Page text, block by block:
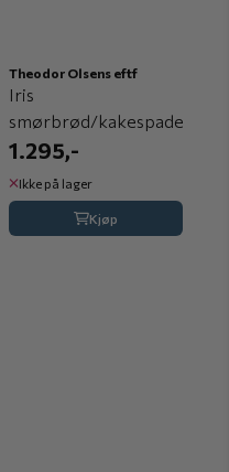
Theodor Olsens eftf
Iris
smørbrød/kakespade
1.295,-
Ikke på lager
Kjøp